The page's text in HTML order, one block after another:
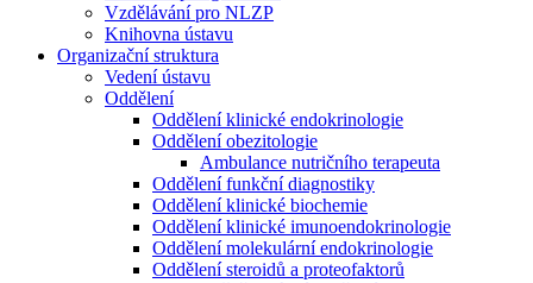
Vzdělávání pro NLZP
Knihovna ústavu
Organizační struktura
Vedení ústavu
Oddělení
Oddělení klinické endokrinologie
Oddělení obezitologie
Ambulance nutričního terapeuta
Oddělení funkční diagnostiky
Oddělení klinické biochemie
Oddělení klinické imunoendokrinologie
Oddělení molekulární endokrinologie
Oddělení steroidů a proteofaktorů